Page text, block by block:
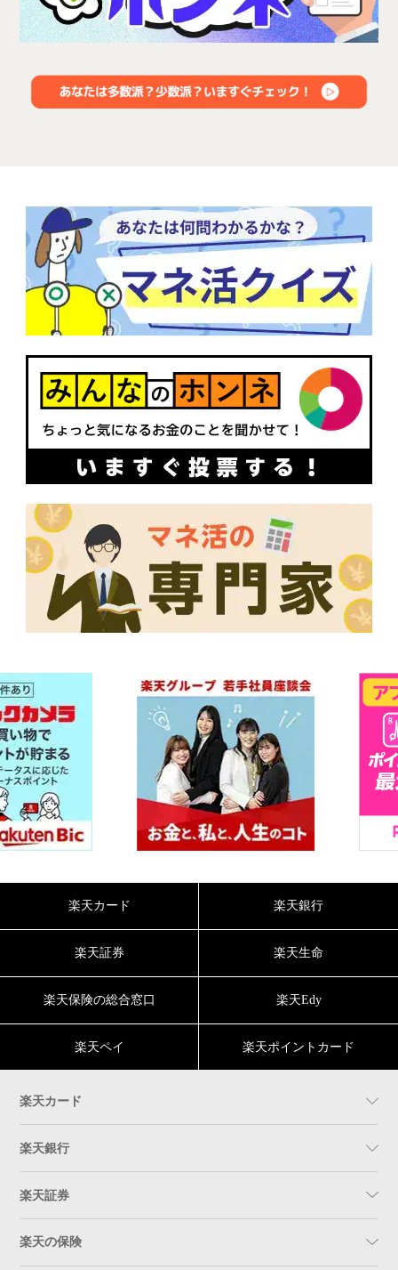
楽天カード 楽天銀行
楽天証券 楽天生命
楽天保険の総合窓口 楽天Edy
楽天ペイ 楽天ポイントカード
楽天カード
楽天銀行
楽天証券
楽天の保険